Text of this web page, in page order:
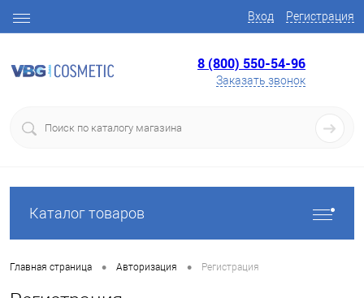
Вход Регистрация
8 (800) 550-54-96
Заказать звонок
Каталог товаров
Главная страница • Авторизация • Регистрация